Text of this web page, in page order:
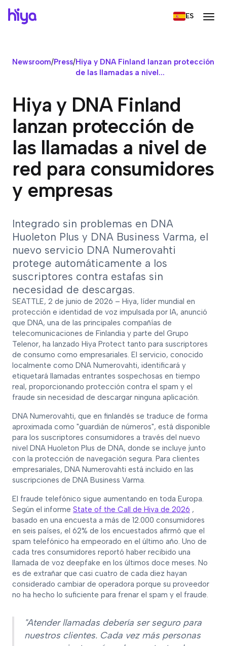
ES
Newsroom/Press/Hiya y DNA Finland lanzan protección
de las llamadas a nivel...
Hiya y DNA Finland
lanzan protección de
las llamadas a nivel de
red para consumidores
y empresas
Integrado sin problemas en DNA
Huoleton Plus y DNA Business Varma, el
nuevo servicio DNA Numerovahti
protege automáticamente a los
suscriptores contra estafas sin
necesidad de descargas.
SEATTLE, 2 de junio de 2026 – Hiya, líder mundial en
protección e identidad de voz impulsada por IA, anunció
que DNA, una de las principales compañías de
telecomunicaciones de Finlandia y parte del Grupo
Telenor, ha lanzado Hiya Protect tanto para suscriptores
de consumo como empresariales. El servicio, conocido
localmente como DNA Numerovahti, identificará y
etiquetará llamadas entrantes sospechosas en tiempo
real, proporcionando protección contra el spam y el
fraude sin necesidad de descargar ninguna aplicación.
DNA Numerovahti, que en finlandés se traduce de forma
aproximada como "guardián de números", está disponible
para los suscriptores consumidores a través del nuevo
nivel DNA Huoleton Plus de DNA, donde se incluye junto
con la protección de navegación segura. Para clientes
empresariales, DNA Numerovahti está incluido en las
suscripciones de DNA Business Varma.
El fraude telefónico sigue aumentando en toda Europa.
Según el informe State of the Call de Hiya de 2026 ,
basado en una encuesta a más de 12.000 consumidores
en seis países, el 62% de los encuestados afirmó que el
spam telefónico ha empeorado en el último año. Uno de
cada tres consumidores reportó haber recibido una
llamada de voz deepfake en los últimos doce meses. No
es de extrañar que casi cuatro de cada diez hayan
considerado cambiar de operadora porque su proveedor
no ha hecho lo suficiente para frenar el spam y el fraude.
"Atender llamadas debería ser seguro para
nuestros clientes. Cada vez más personas